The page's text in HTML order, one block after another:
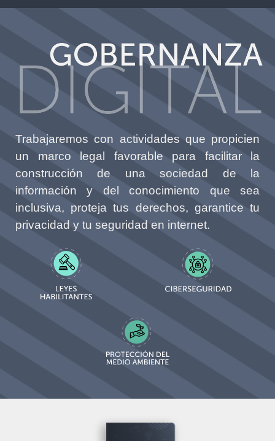
Trabajaremos con actividades que propicien
un marco legal favorable para facilitar la
construcción de una sociedad de la
información y del conocimiento que sea
inclusiva, proteja tus derechos, garantice tu
privacidad y tu seguridad en internet.